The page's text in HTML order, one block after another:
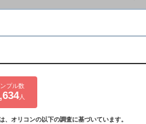
プル数
人
オリコンの以下の調査に基づいています。